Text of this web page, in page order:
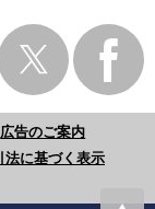
広告のご案内
法に基づく表示